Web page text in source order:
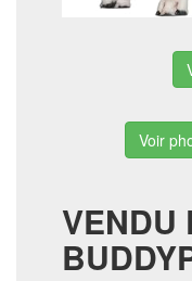
Voir
VENDU